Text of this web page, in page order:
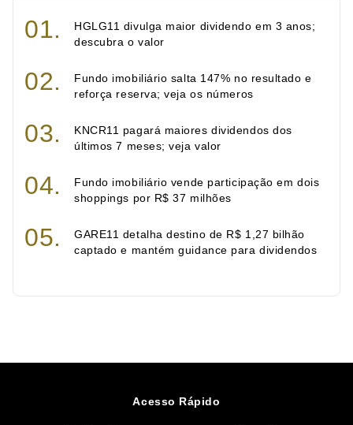
HGLG11 divulga maior dividendo em 3 anos;
descubra o valor
Fundo imobiliário salta 147% no resultado e
reforça reserva; veja os números
KNCR11 pagará maiores dividendos dos
últimos 7 meses; veja valor
Fundo imobiliário vende participação em dois
shoppings por R$ 37 milhões
GARE11 detalha destino de R$ 1,27 bilhão
captado e mantém guidance para dividendos
Acesso Rápido